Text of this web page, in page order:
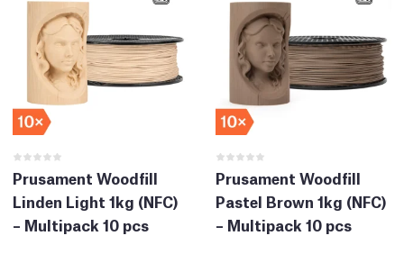
Prusament Woodfill
Linden Light 1kg (NFC)
– Multipack 10 pcs
Prusament Woodfill
Pastel Brown 1kg (NFC)
– Multipack 10 pcs